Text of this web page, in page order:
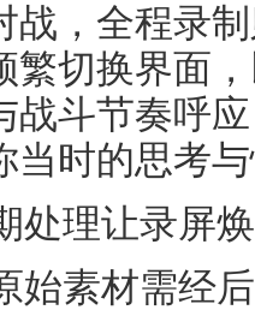
战，全程录
繁切换界面
战斗节奏呼
当时的思考
处理让录屏
始素材需经